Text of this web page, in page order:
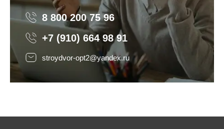
8 800 200 75 96 8 800 200 75 96
+7 (910) 664 98 91
stroydvor-opt2@yandex.ru